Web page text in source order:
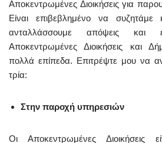
Αποκεντρωμένες Διοικήσεις για
Είναι επιβεβλημένο να
ανταλλάσσουμε απόψεις και
Αποκεντρωμένες Διοικήσεις και
πολλά επίπεδα. Επιτρέψτε μου να
τρία:
Στην παροχή υπηρεσιών
Οι Αποκεντρωμένες Διοικήσεις